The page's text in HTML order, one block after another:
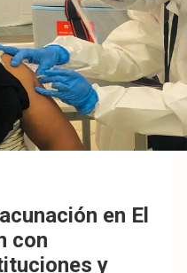
en El
con
y